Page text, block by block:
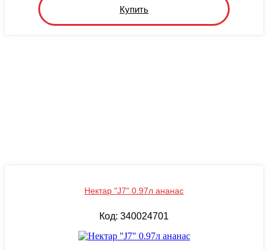
Купить
Нектар "J7" 0.97л ананас
Код: 340024701